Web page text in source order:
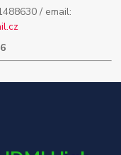
/ email: